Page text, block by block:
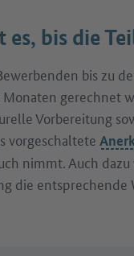
es, bis die
bis zu
Monaten gerechnet
Vorbereitung
vorgeschaltete
nimmt. Auch
die